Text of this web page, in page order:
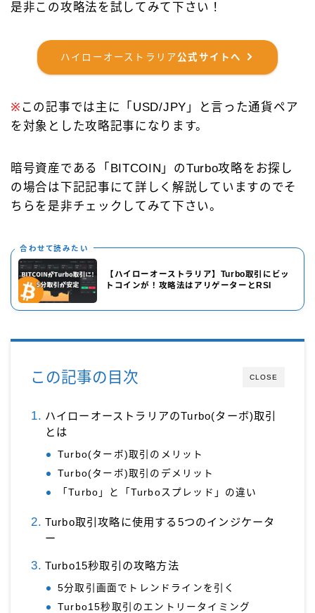
是非この攻略法を試してみて下さい！
ハイローオーストラリア公式サイトへ
※ この記事では主に「USD/JPY」と言った通貨ペア
を対象とした攻略記事になります。
暗号資産である「BITCOIN」のTurbo攻略をお探し
の場合は下記記事にて詳しく解説していますのでそ
ちらを是非チェックしてみて下さい。
合わせて読みたい
【ハイローオーストラリア】Turbo取引にビッ
トコインが！攻略法はアリゲーターとRSI
CLOSE
この記事の目次
ハイローオーストラリアのTurbo(ターボ)取引
とは
Turbo(ターボ)取引のメリット
Turbo(ターボ)取引のデメリット
「Turbo」と「Turboスプレッド」の違い
Turbo取引攻略に使用する5つのインジケータ
ー
Turbo15秒取引の攻略方法
5分取引画面でトレンドラインを引く
Turbo15秒取引のエントリータイミング